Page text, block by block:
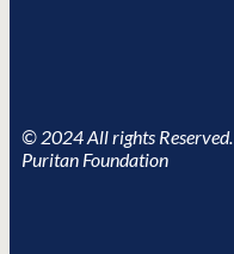
© 2024 All rights Reserved.
Puritan Foundation